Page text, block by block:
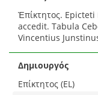
Ἐπίκτητος.
accedit. Tabula
Vincentius
Δημιουργός
Επίκτητος (EL)